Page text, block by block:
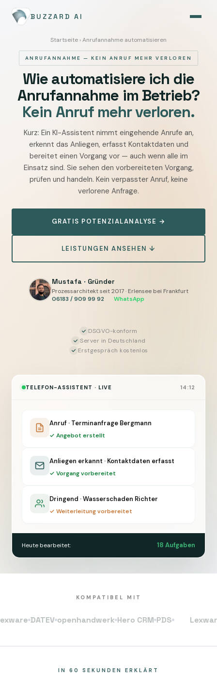
BUZZARD AI
Startseite › Anrufannahme automatisieren
ANRUFANNAHME — KEIN ANRUF MEHR VERLOREN
Wie automatisiere ich die
Anrufannahme im Betrieb?
Kein Anruf mehr verloren.
Wie
die
Anrufannahme
im
Betrieb
—
KI
nimmt
an,
Anliegen,
erfasst
Sie
geben
Kurz: Ein KI-Assistent nimmt eingehende Anrufe an,
erkennt das Anliegen, erfasst Kontaktdaten und
bereitet einen Vorgang vor — auch wenn alle im
Einsatz sind. Sie sehen den vorbereiteten Vorgang,
prüfen und handeln. Kein verpasster Anruf, keine
verlorene Anfrage.
GRATIS POTENZIALANALYSE →
LEISTUNGEN ANSEHEN ↓
Mustafa · Gründer
Prozessarchitekt seit 2017 · Erlensee bei Frankfurt
06183 / 909 99 92
WhatsApp
DSGVO-konform
Server in Deutschland
Erstgespräch kostenlos
TELEFON-ASSISTENT · LIVE 14:12
Anruf · Terminanfrage Bergmann
✓ Angebot erstellt
Anliegen erkannt · Kontaktdaten erfasst
✓ Vorgang vorbereitet
Dringend · Wasserschaden Richter
✓ Weiterleitung vorbereitet
Heute bearbeitet: 18 Aufgaben
KOMPATIBEL MIT
DATEV openhandwerk Hero CRM PDS Lexware
IN 60 SEKUNDEN ERKLÄRT